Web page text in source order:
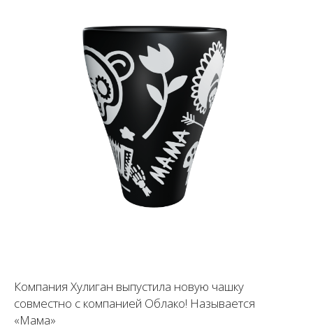
Компания Хулиган выпустила новую чашку
совместно с компанией Облако! Называется
«Мама»